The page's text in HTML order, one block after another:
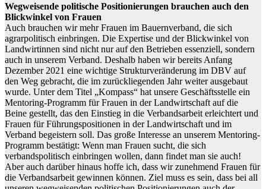
Wegweisende politische Positionierungen brauchen auch den
Blickwinkel von Frauen
Auch brauchen wir mehr Frauen im Bauernverband, die sich
agrarpolitisch einbringen. Die Expertise und der Blickwinkel von
Landwirtinnen sind nicht nur auf den Betrieben essenziell, sondern
auch in unserem Verband. Deshalb haben wir bereits Anfang
Dezember 2021 eine wichtige Strukturveränderung im DBV auf
den Weg gebracht, die im zurückliegenden Jahr weiter ausgebaut
wurde. Unter dem Titel „Kompass“ hat unsere Geschäftsstelle ein
Mentoring-Programm für Frauen in der Landwirtschaft auf die
Beine gestellt, das den Einstieg in die Verbandsarbeit erleichtert und
Frauen für Führungspositionen in der Landwirtschaft und im
Verband begeistern soll. Das große Interesse an unserem Mentoring-
Programm bestätigt: Wenn man Frauen sucht, die sich
verbandspolitisch einbringen wollen, dann findet man sie auch!
Aber auch darüber hinaus hoffe ich, dass wir zunehmend Frauen für
die Verbandsarbeit gewinnen können. Ziel muss es sein, dass bei all